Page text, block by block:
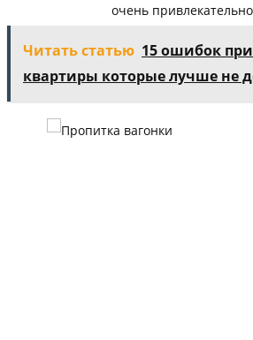
очень
Читать статью 15 ошибок
квартиры которые лучше не